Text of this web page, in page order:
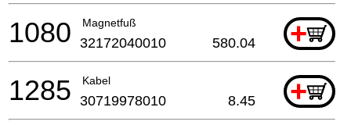
Magnetfuß +
1080 32172040010 580.04
Kabel +
1285 30719978010 8.45